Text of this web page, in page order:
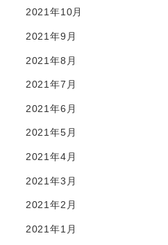
2021年10月
2021年9月
2021年8月
2021年7月
2021年6月
2021年5月
2021年4月
2021年3月
2021年2月
2021年1月